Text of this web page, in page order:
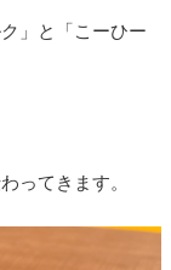
」と「こーひー
ってきます。